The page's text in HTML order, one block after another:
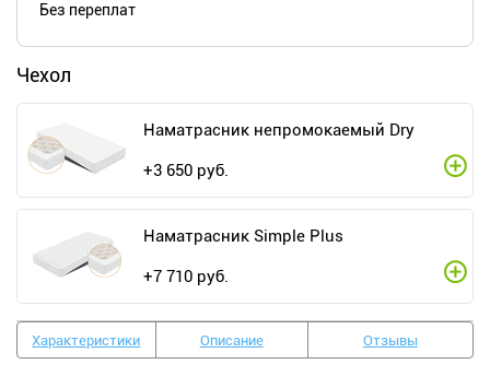
Без переплат
Чехол
Наматрасник непромокаемый Dry
+3 650 руб.
Наматрасник Simple Plus
+7 710 руб.
Характеристики Описание Отзывы